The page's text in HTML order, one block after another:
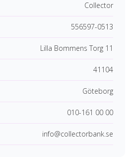
Collector
556597-0513
Lilla Bommens Torg 11
41104
Göteborg
010-161 00 00
info@collectorbank.se